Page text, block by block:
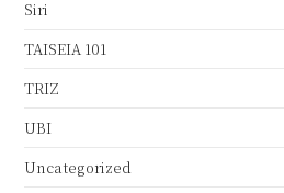
Siri
TAISEIA 101
TRIZ
UBI
Uncategorized